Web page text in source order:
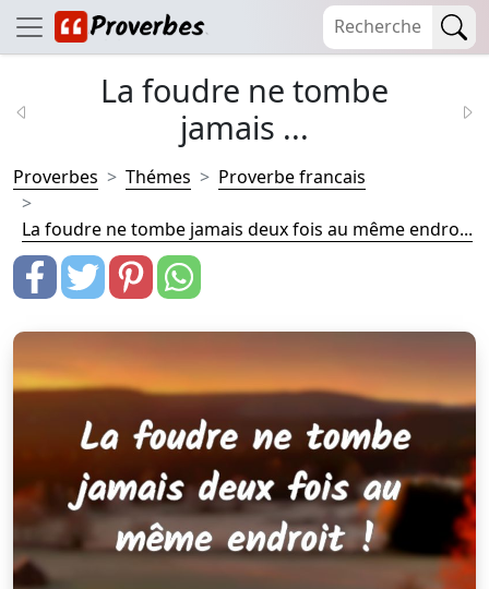
La foudre ne tombe
jamais ...
Proverbes Thémes Proverbe francais
La foudre ne tombe jamais deux fois au même endro...